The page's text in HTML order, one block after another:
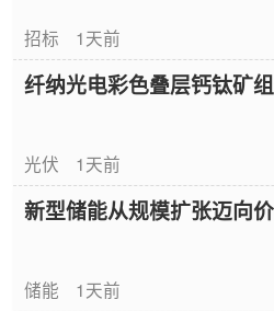
招标 1天前
纤纳光电彩色叠层钙钛矿
光伏 1天前
新型储能从规模扩张迈向
储能 1天前